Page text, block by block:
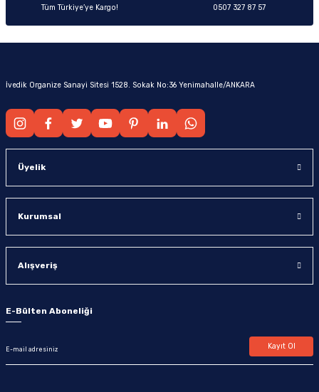
Tüm Türkiye’ye Kargo! 0507 327 87 57
İvedik Organize Sanayi Sitesi 1528. Sokak No:36 Yenimahalle/ANKARA
Üyelik
Kurumsal
Alışveriş
E-Bülten Aboneliği
Kayıt Ol